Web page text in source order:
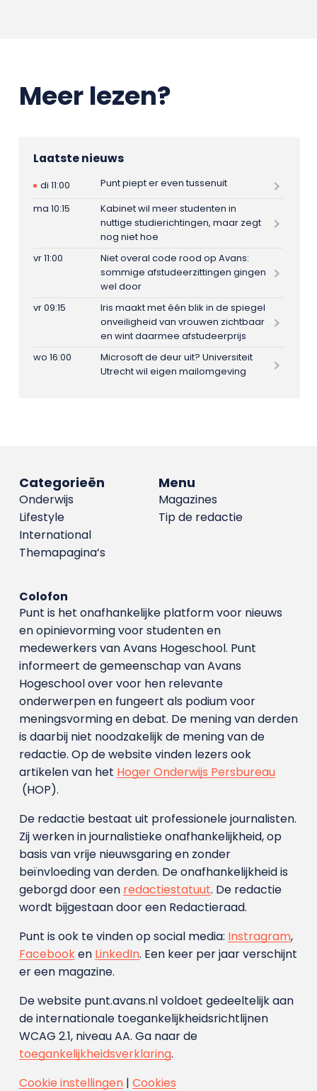
Meer lezen?
Laatste nieuws
di 11:00
Punt piept er even tussenuit
ma 10:15
Kabinet wil meer studenten in
nuttige studierichtingen, maar zegt
nog niet hoe
vr 11:00
Niet overal code rood op Avans:
sommige afstudeerzittingen gingen
wel door
vr 09:15
Iris maakt met één blik in de spiegel
onveiligheid van vrouwen zichtbaar
en wint daarmee afstudeerprijs
wo 16:00
Microsoft de deur uit? Universiteit
Utrecht wil eigen mailomgeving
Menu
Magazines
Tip de redactie
Categorieën
Onderwijs
Lifestyle
International
Themapagina’s
Colofon
Punt is het onafhankelijke platform voor nieuws
en opinievorming voor studenten en
medewerkers van Avans Hoge­school. Punt
informeert de gemeenschap van Avans
Hogeschool over voor hen relevante
onderwerpen en fungeert als podium voor
meningsvorming en debat. De mening van derden
is daarbij niet noodzakelijk de mening van de
redactie. Op de website vinden lezers ook
artikelen van het Hoger Onderwijs Persbureau
(HOP).
De redactie bestaat uit professionele journalisten.
Zij werken in journalistieke onafhankelijkheid, op
basis van vrije nieuwsgaring en zonder
beïnvloeding van derden. De onafhankelijkheid is
geborgd door een redactiestatuut. De redactie
wordt bijgestaan door een Redactieraad.
Punt is ook te vinden op social media: Instragram,
Facebooken LinkedIn. Een keer per jaar verschijnt
er een magazine.
De website punt.avans.nl voldoet gedeeltelijk aan
de internationale toegankelijkheidsrichtlijnen
WCAG 2.1, niveau AA. Ga naar de
toegankelijkheidsverklaring.
Cookie instellingen| Cookies